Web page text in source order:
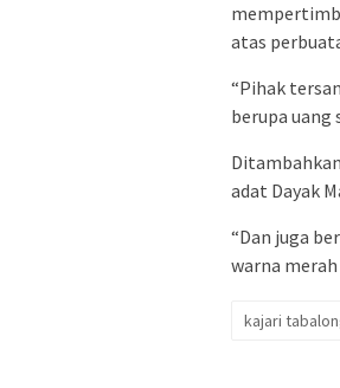
atas
“Pihak
berupa uang
adat Dayak
“Dan juga
warna
kajari